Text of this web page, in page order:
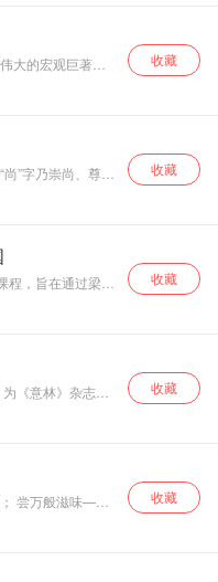
。
饭
助
孩
灵
只有站在作者如何
创作作品的角度阅
读名著，才能读出
大的宏观巨著，
书中有联系的章
在播讲时加入个
收藏
”字乃崇尚、尊崇
书经》，是我国
古代事迹著作的
《书》，汉代改
家五经之一。
整理、选编成一
要旨其一在明仁
君之道。 《尚
”是重要史实或专
的；“训”是臣开
；“誓”是君主训诫
。自汉以来，《尚
》文字古奥迂
倾向，是以天命
。 《尚书·
收藏
，旨在通过梁启
振铎、胡适、茅
近现代著名学者
诉求与学术学理
、价值与意义，
家作品的共同规
收藏
《意林》杂志朗
收藏
尝万般滋味——
来是怎么一回
越深刻，但这又
群人，机智而风
收藏